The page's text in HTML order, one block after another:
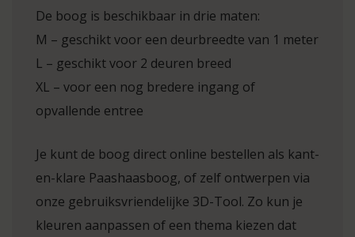
De boog is beschikbaar in drie maten:
M – geschikt voor een deurbreedte van 1 meter
L – geschikt voor 2 deuren breed
XL – voor een nog bredere ingang of
opvallende entree
Je kunt de boog direct online bestellen als kant-
en-klare Paashaasboog, of zelf ontwerpen via
onze gebruiksvriendelijke 3D-Tool. Zo kun je
kleuren aanpassen of een thema kiezen dat